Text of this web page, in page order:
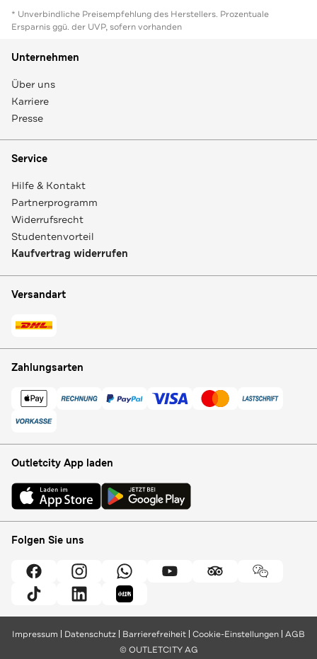
* Unverbindliche Preisempfehlung des Herstellers. Prozentuale
Ersparnis ggü. der UVP, sofern vorhanden
Unternehmen
Über uns
Karriere
Presse
Service
Hilfe & Kontakt
Partnerprogramm
Widerrufsrecht
Studentenvorteil
Kaufvertrag widerrufen
Versandart
Zahlungsarten
Outletcity App laden
Folgen Sie uns
Impressum Datenschutz Barrierefreiheit Cookie-Einstellungen AGB
© OUTLETCITY AG